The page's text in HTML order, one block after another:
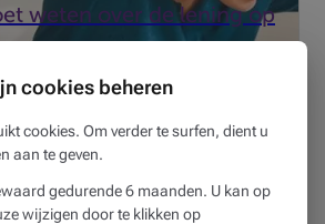
weten over de lening op
is een essentieel onderdeel van uw
bijvoorbeeld als u wilt sparen voor
wilt aanleggen voor onvoorziene
de traditionele methodes kun...
cookies beheren
cookies. Om verder te surfen, dient u
aan te geven.
gedurende 6 maanden. U kan op
wijzigen door te klikken op